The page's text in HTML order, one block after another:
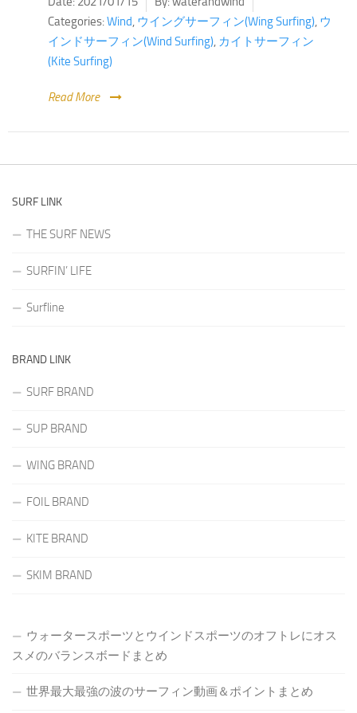
Categories:Wind, ウイングサーフィン(Wing Surfing), ウ
インドサーフィン(Wind Surfing), カイトサーフィン
(Kite Surfing)
Read More
SURF LINK
THE SURF NEWS
SURFIN’ LIFE
Surfline
BRAND LINK
SURF BRAND
SUP BRAND
WING BRAND
FOIL BRAND
KITE BRAND
SKIM BRAND
ウォータースポーツとウインドスポーツのオフトレにオス
スメのバランスボードまとめ
世界最大最強の波のサーフィン動画＆ポイントまとめ